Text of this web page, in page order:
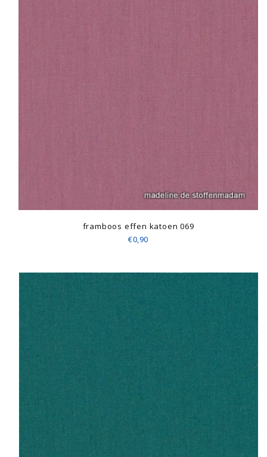
framboos effen katoen 069
€0,90